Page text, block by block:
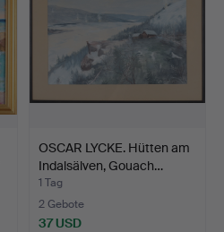
OSCAR LYCKE. Hütten am
Indalsälven, Gouach…
1 Tag
2 Gebote
37 USD